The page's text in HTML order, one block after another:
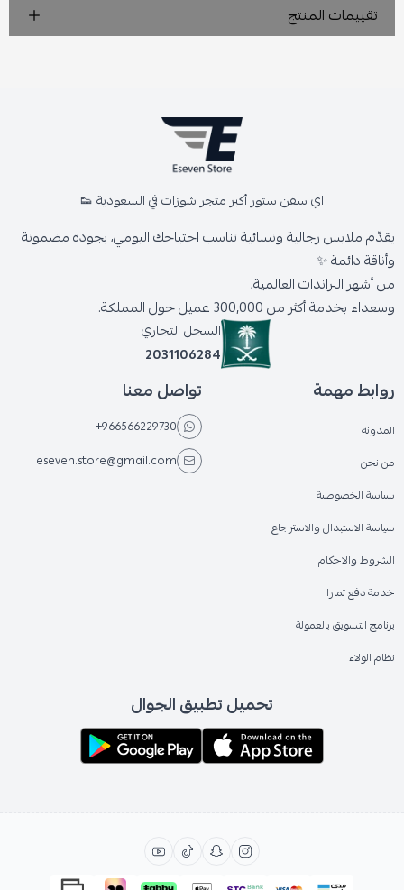
تقييمات المنتج
اي سفن ستور أكبر متجر شوزات في السعودية 👟
يقدّم ملابس رجالية ونسائية تناسب احتياجك اليومي، بجودة مضمونة
وأناقة دائمة ✨
من أشهر البراندات العالمية،
وسعداء بخدمة أكثر من 300,000 عميل حول المملكة.
السجل التجاري
2031106284
روابط مهمة
المدونة
من نحن
سياسة الخصوصية
سياسة الاستبدال والاسترجاع
الشروط والاحكام
خدمة دفع تمارا
برنامج التسويق بالعمولة
نظام الولاء
تواصل معنا
+966566229730
eseven.store@gmail.com
تحميل تطبيق الجوال